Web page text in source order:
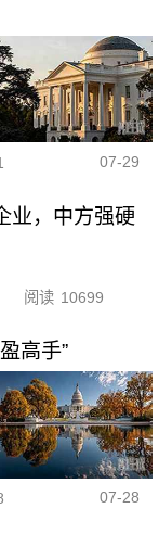
07-29
业，中方强硬
阅读 10699
高手”
07-28